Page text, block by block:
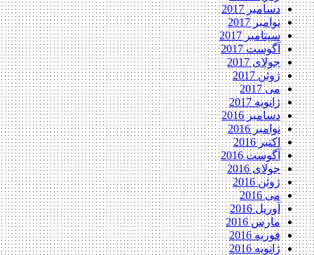
دسامبر 2017
نوامبر 2017
سپتامبر 2017
آگوست 2017
جولای 2017
ژوئن 2017
می 2017
ژانویه 2017
دسامبر 2016
نوامبر 2016
اکتبر 2016
آگوست 2016
جولای 2016
ژوئن 2016
می 2016
آوریل 2016
مارس 2016
فوریه 2016
ژانویه 2016